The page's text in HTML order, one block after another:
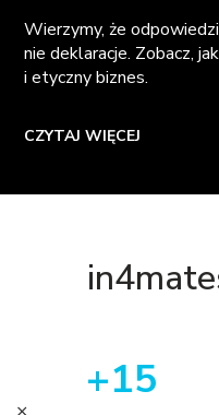
Wierzymy, że
nie deklaracje. Zobacz,
i etyczny biznes.
CZYTAJ WIĘCEJ
+15